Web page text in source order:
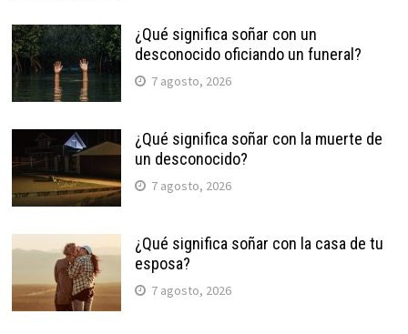
¿Qué significa soñar con un
desconocido oficiando un funeral?
7 agosto, 2026
¿Qué significa soñar con la muerte de
un desconocido?
7 agosto, 2026
¿Qué significa soñar con la casa de tu
esposa?
7 agosto, 2026